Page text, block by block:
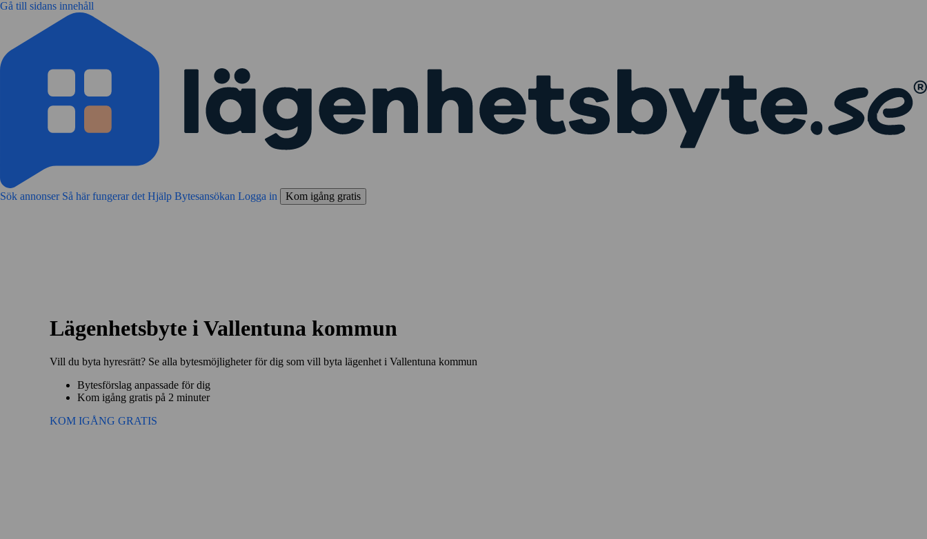
Gå till sidans innehåll
Sök annonser Så här fungerar det Hjälp Bytesansökan Logga in Kom igång gratis
Lägenhetsbyte i Vallentuna kommun
Vill du byta hyresrätt? Se alla bytesmöjligheter för dig som vill byta lägenhet i Vallentuna kommun
Bytesförslag anpassade för dig
Kom igång gratis på 2 minuter
KOM IGÅNG GRATIS